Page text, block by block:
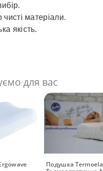
чисті матеріали.
якість.
для вас
Подушка